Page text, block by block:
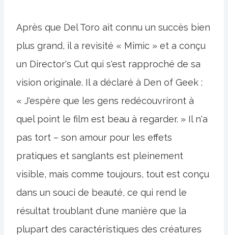
Après que Del Toro ait connu un succès bien
plus grand, il a revisité « Mimic » et a conçu
un Director's Cut qui s'est rapproché de sa
vision originale. Il a déclaré à Den of Geek :
« J'espère que les gens redécouvriront à
quel point le film est beau à regarder. » Il n'a
pas tort – son amour pour les effets
pratiques et sanglants est pleinement
visible, mais comme toujours, tout est conçu
dans un souci de beauté, ce qui rend le
résultat troublant d'une manière que la
plupart des caractéristiques des créatures